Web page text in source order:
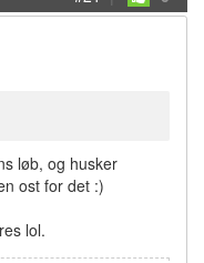
løb, og husker
ost for det :)
lol.